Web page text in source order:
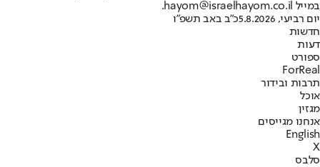
במייל hayom@israelhayom.co.il.
יום רביעי, 5.8.2026
כ"ב באב תשפ"ו
חדשות
דעות
ספורט
ForReal
תרבות ובידור
אוכל
מגזין
אנחנו מגייסים
English
X
סלבס